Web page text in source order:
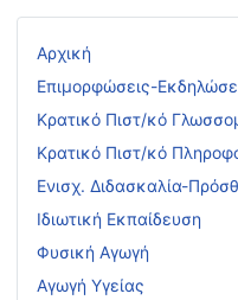
Αρχική
Επιμορφώσεις-
Κρατικό Πιστ/κό
Κρατικό Πιστ/κό
Ενισχ. Διδασκαλία-
Ιδιωτική Εκπαίδευση
Φυσική Αγωγή
Αγωγή Υγείας